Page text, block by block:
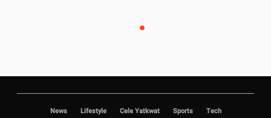
News Lifestyle Cele Yatkwat Sports Tech